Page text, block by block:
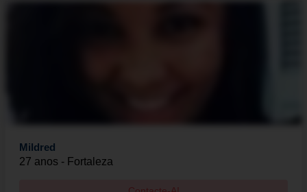
Mildred
27 anos - Fortaleza